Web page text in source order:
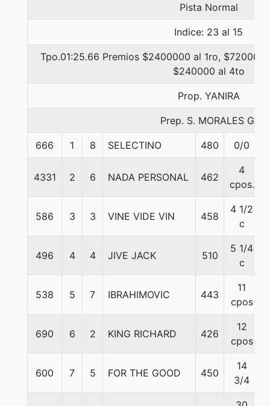
Pista Normal
Indice: 23 al 15
Tpo.01:25.66 Premios $2400000 al 1ro,
$240000 al 4to
Prop. YANIRA
Prep. S. MORALES G.
666 1 8 SELECTINO 480 0/0
4331 2 6 NADA PERSONAL 462
4
cpos.
586 3 3 VINE VIDE VIN 458
4 1/2
c
496 4 4 JIVE JACK 510
5 1/4
c
538 5 7 IBRAHIMOVIC 443
11
cpos
690 6 2 KING RICHARD 426
12
cpos
600 7 5 FOR THE GOOD 450
14
3/4